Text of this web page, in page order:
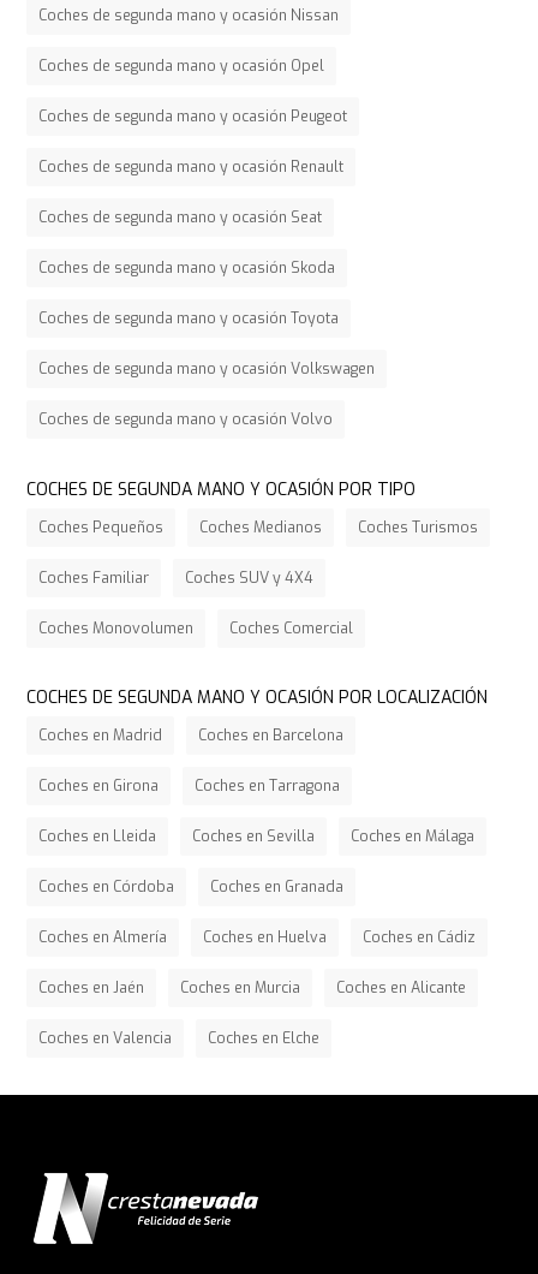
Coches de segunda mano y ocasión Nissan
Coches de segunda mano y ocasión Opel
Coches de segunda mano y ocasión Peugeot
Coches de segunda mano y ocasión Renault
Coches de segunda mano y ocasión Seat
Coches de segunda mano y ocasión Skoda
Coches de segunda mano y ocasión Toyota
Coches de segunda mano y ocasión Volkswagen
Coches de segunda mano y ocasión Volvo
COCHES DE SEGUNDA MANO Y OCASIÓN POR TIPO
Coches Pequeños Coches Medianos Coches Turismos
Coches Familiar Coches SUV y 4X4
Coches Monovolumen Coches Comercial
COCHES DE SEGUNDA MANO Y OCASIÓN POR LOCALIZACIÓN
Coches en Madrid Coches en Barcelona
Coches en Girona Coches en Tarragona
Coches en Lleida Coches en Sevilla Coches en Málaga
Coches en Córdoba Coches en Granada
Coches en Almería Coches en Huelva Coches en Cádiz
Coches en Jaén Coches en Murcia Coches en Alicante
Coches en Valencia Coches en Elche